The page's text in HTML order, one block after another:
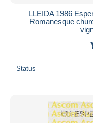
LLEIDA 1986
Romanesque
Status